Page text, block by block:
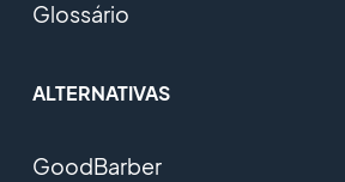
Glossário
ALTERNATIVAS
GoodBarber